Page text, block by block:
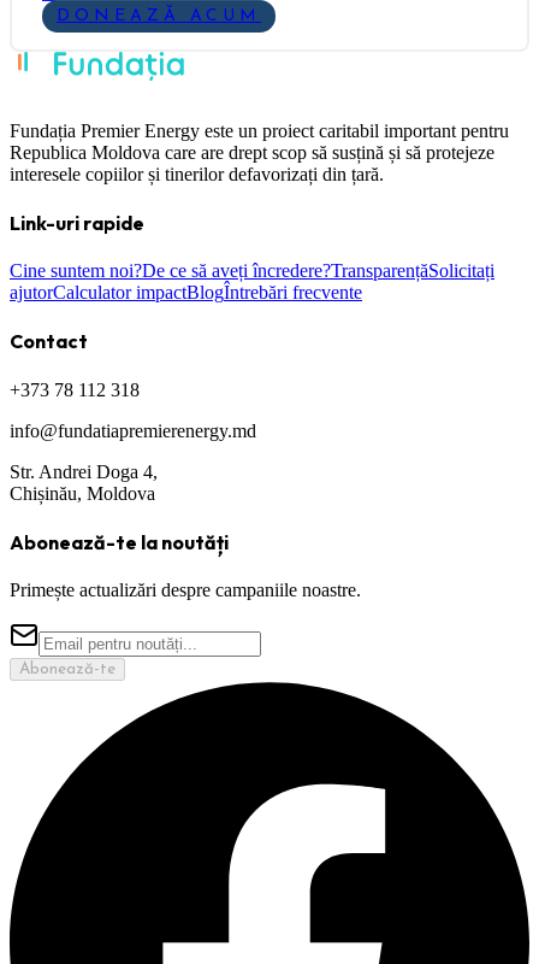
DONEAZĂ ACUM
Fundația Premier Energy este un proiect caritabil important pentru
Republica Moldova care are drept scop să susțină și să protejeze
interesele copiilor și tinerilor defavorizați din țară.
Link-uri rapide
Cine suntem noi?De ce să aveți încredere?TransparențăSolicitați
ajutorCalculator impactBlogÎntrebări frecvente
Contact
+373 78 112 318
info@fundatiapremierenergy.md
Str. Andrei Doga 4,
Chișinău, Moldova
Abonează-te la noutăți
Primește actualizări despre campaniile noastre.
Abonează-te